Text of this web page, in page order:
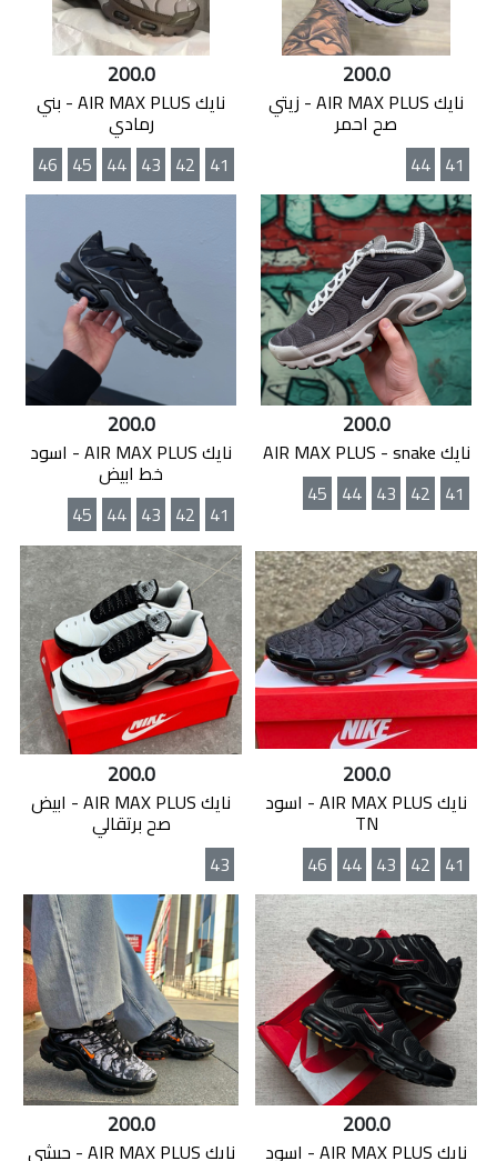
200.0
نايك AIR MAX PLUS - زيتي
صح احمر
41
44
200.0
نايك AIR MAX PLUS - بني
رمادي
41
42
43
44
45
46
200.0
نايك AIR MAX PLUS - snake
41
42
43
44
45
200.0
نايك AIR MAX PLUS - اسود
خط ابيض
41
42
43
44
45
200.0
نايك AIR MAX PLUS - اسود
TN
41
42
43
44
46
200.0
نايك AIR MAX PLUS - ابيض
صح برتقالي
43
200.0
نايك AIR MAX PLUS - اسود
200.0
نايك AIR MAX PLUS - جيشي